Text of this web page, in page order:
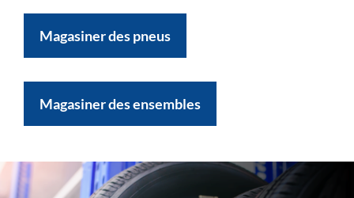
Magasiner des pneus
Magasiner des ensembles